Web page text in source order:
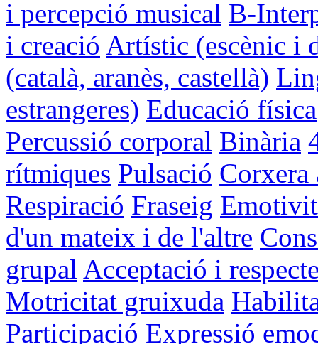
i percepció musical B-
i creació Artístic (escènic i
(català, aranès, castellà)
estrangeres) Educació física
Percussió corporal Binària
rítmiques Pulsació Corxera
Respiració Fraseig
d'un mateix i de l'altre
grupal Acceptació i
Motricitat gruixuda
Participació Expressió